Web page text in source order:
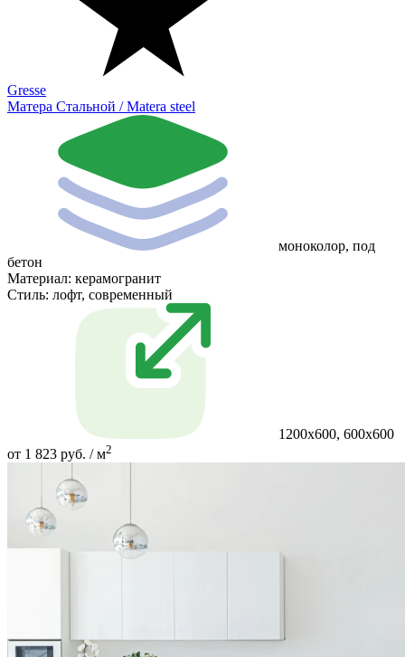
Gresse
Матера Стальной / Matera steel
моноколор, под
бетон
Материал: керамогранит
Стиль: лофт, современный
1200х600, 600х600
от 1 823 руб. / м2